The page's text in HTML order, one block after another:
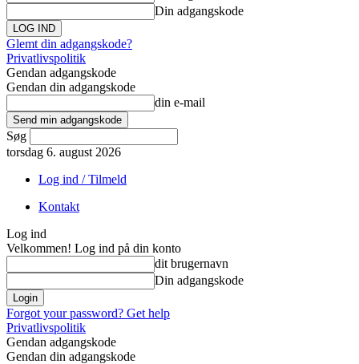
Din adgangskode
Glemt din adgangskode?
Privatlivspolitik
Gendan adgangskode
Gendan din adgangskode
din e-mail
Søg
torsdag 6. august 2026
Log ind / Tilmeld
Kontakt
Log ind
Velkommen! Log ind på din konto
dit brugernavn
Din adgangskode
Forgot your password? Get help
Privatlivspolitik
Gendan adgangskode
Gendan din adgangskode